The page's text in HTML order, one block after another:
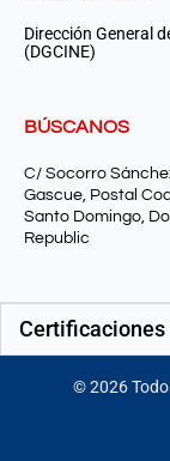
Dirección General
(DGCINE)
BÚSCANOS
C/ Socorro
Gascue, Postal
Santo Domingo,
Republic
©2026